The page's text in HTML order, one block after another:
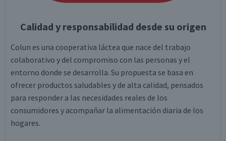
Calidad y responsabilidad desde su origen
Colun es una cooperativa láctea que nace del trabajo
colaborativo y del compromiso con las personas y el
entorno donde se desarrolla. Su propuesta se basa en
ofrecer productos saludables y de alta calidad, pensados
para responder a las necesidades reales de los
consumidores y acompañar la alimentación diaria de los
hogares.